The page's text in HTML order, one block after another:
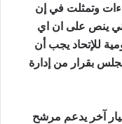
وتمثلت في إن
ينص على ان اي
للإتحاد يجب أن
بقرار من إدارة
آخر يدعم مرشح